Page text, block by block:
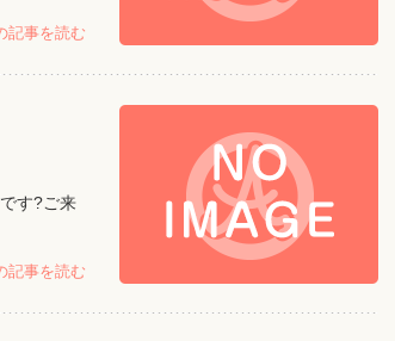
記事を読む
す?ご来
記事を読む